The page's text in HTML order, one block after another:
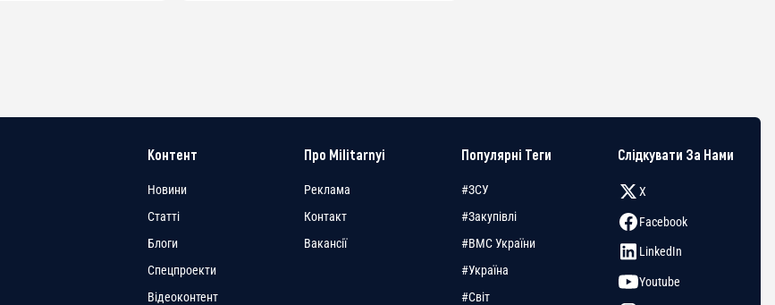
Контент
Новини
Статті
Блоги
Спецпроекти
Відеоконтент
Про Militarnyi
Реклама
Контакт
Вакансії
Популярні Теги
#ЗСУ
#Закупівлі
#ВМС України
#Україна
#Світ
Слідкувати За Нами
X
Facebook
LinkedIn
Youtube